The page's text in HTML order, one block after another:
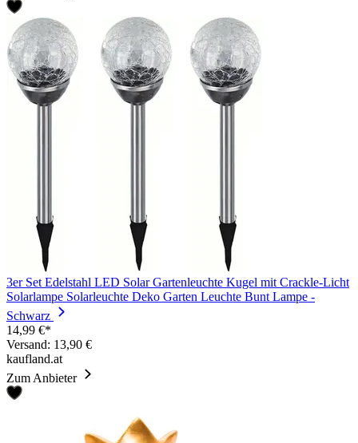
3er Set Edelstahl LED Solar Gartenleuchte Kugel mit Crackle-Licht
Solarlampe Solarleuchte Deko Garten Leuchte Bunt Lampe -
Schwarz
14,99 €*
Versand: 13,90 €
kaufland.at
Zum Anbieter